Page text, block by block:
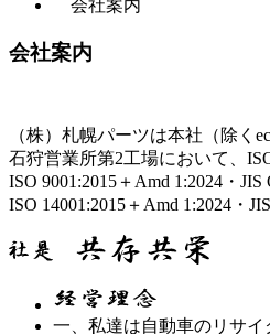
会社案内
会社案内
（株）札幌パーツは本社（除く
石狩営業所第2工場において、
ISO 9001:2015＋Amd 1:2024・JIS
ISO 14001:2015＋Amd 1:2024・
一、私達は自動車のリサ